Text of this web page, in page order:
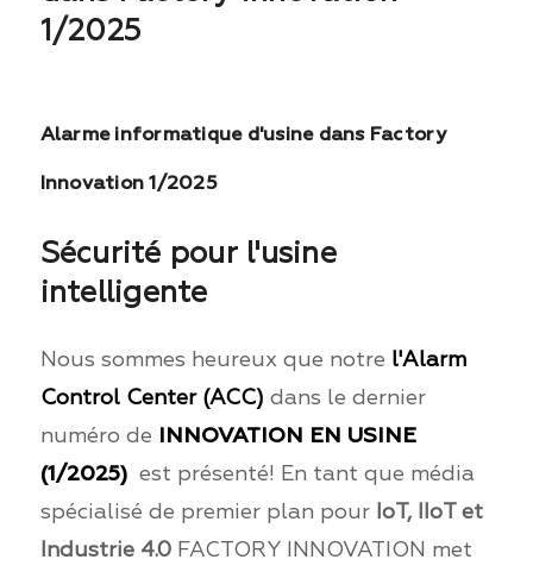
1/2025
Alarme informatique d'usine dans Factory
Innovation 1/2025
Sécurité pour l'usine
intelligente
Nous sommes heureux que notre l'Alarm
Control Center (ACC) dans le dernier
numéro de INNOVATION EN USINE
(1/2025) est présenté! En tant que média
spécialisé de premier plan pour IoT, IIoT et
Industrie 4.0FACTORY INNOVATION met